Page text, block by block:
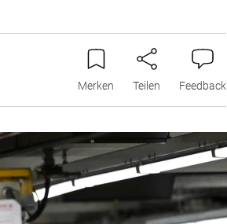
Merken Teilen Feedback